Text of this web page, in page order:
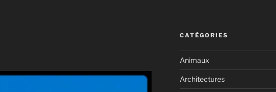
CATÉGORIES
Animaux
Architectures